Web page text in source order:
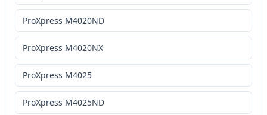
ProXpress M4020ND
ProXpress M4020NX
ProXpress M4025
ProXpress M4025ND